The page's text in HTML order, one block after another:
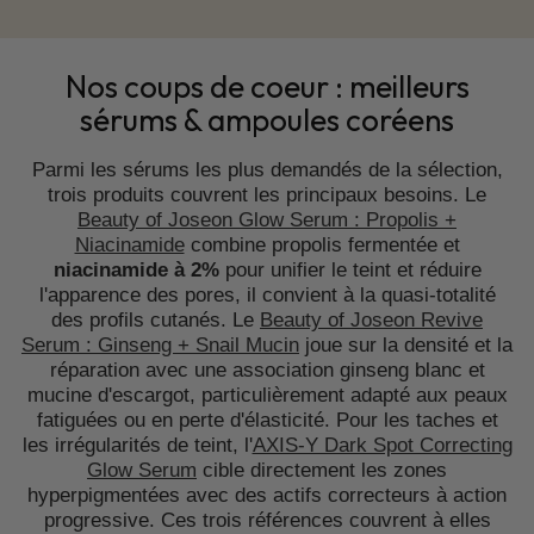
Nos coups de coeur : meilleurs
sérums & ampoules coréens
Parmi les sérums les plus demandés de la sélection,
trois produits couvrent les principaux besoins. Le
Beauty of Joseon Glow Serum : Propolis +
Niacinamidecombine propolis fermentée et
niacinamide à 2%pour unifier le teint et réduire
l'apparence des pores, il convient à la quasi-totalité
des profils cutanés. Le Beauty of Joseon Revive
Serum : Ginseng + Snail Mucin joue sur la densité et la
réparation avec une association ginseng blanc et
mucine d'escargot, particulièrement adapté aux peaux
fatiguées ou en perte d'élasticité. Pour les taches et
les irrégularités de teint, l'AXIS-Y Dark Spot Correcting
Glow Serum cible directement les zones
hyperpigmentées avec des actifs correcteurs à action
progressive. Ces trois références couvrent à elles